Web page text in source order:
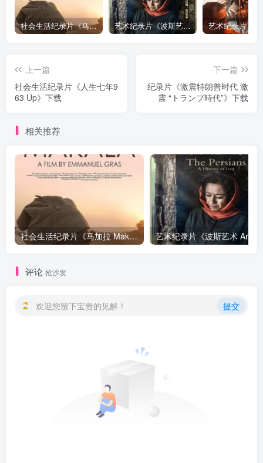
社会生活纪录片《马加拉 Makala》下载 艺术纪录片《波斯艺术 Art of Persia》下载
上一篇
社会生活纪录片《人生七年9
63 Up》下载
下一篇
纪录片《激震特朗普时代 激
震 “トランプ時代”》下载
相关推荐
社会生活纪录片《马加拉 Makala》下载
评论 抢沙发
欢迎您留下宝贵的见解！ 提交